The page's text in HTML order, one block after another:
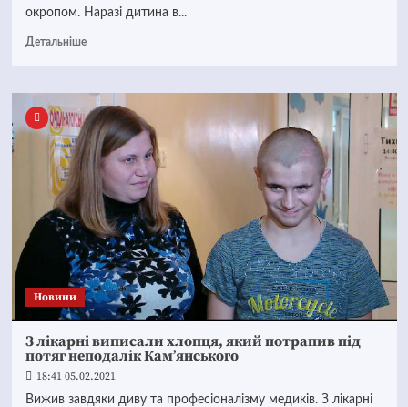
окропом. Наразі дитина в...
Детальніше
Новини
З лікарні виписали хлопця, який потрапив під
потяг неподалік Кам’янського
18:41 05.02.2021
Вижив завдяки диву та професіоналізму медиків. З лікарні